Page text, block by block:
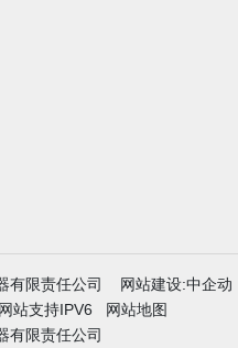
有限责任公司
网站建设:中企动
站支持IPV6 网站地图
有限责任公司